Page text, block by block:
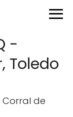
-
Toledo
Corral de